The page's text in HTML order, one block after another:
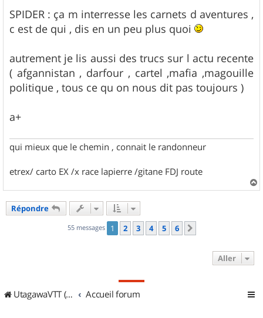
SPIDER : ça m interresse les carnets d aventures ,
c est de qui , dis en un peu plus quoi
autrement je lis aussi des trucs sur l actu recente
( afgannistan , darfour , cartel ,mafia ,magouille
politique , tous ce qu on nous dit pas toujours )
a+
qui mieux que le chemin , connait le randonneur
etrex/ carto EX /x race lapierre /gitane FDJ route
a
Répondre
55 messages 1 2 3 4 5 6
Aller
UtagawaVTT (Randos VTT et VTTAE avec traces GPS) Accueil forum